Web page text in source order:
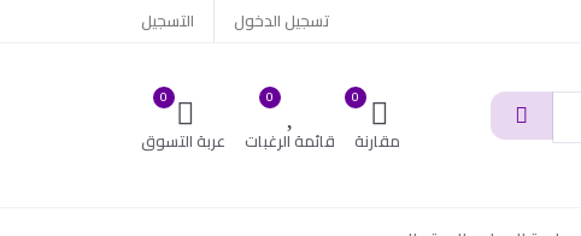
تسجيل الدخول التسجيل
0
مقارنة
0
قائمة الرغبات
0
عربة التسوق